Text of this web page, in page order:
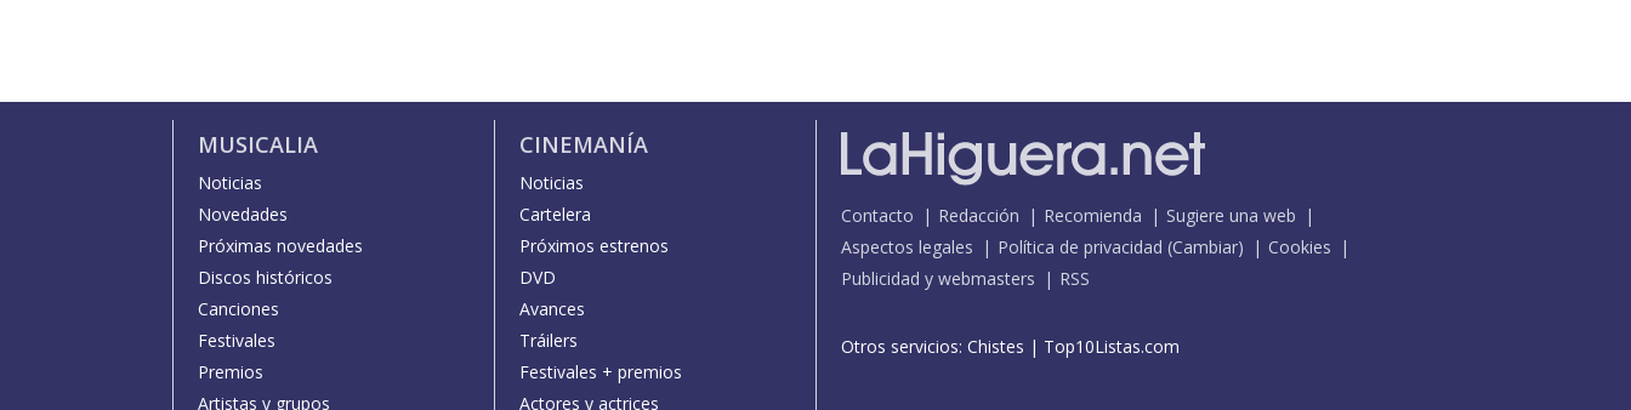
MUSICALIA
Noticias
Novedades
Próximas novedades
Discos históricos
Canciones
Festivales
Premios
Artistas y grupos
CINEMANÍA
Noticias
Cartelera
Próximos estrenos
DVD
Avances
Tráilers
Festivales + premios
Actores y actrices
Contacto Redacción Recomienda
Sugiere una web
Aspectos legales
Política de privacidad (Cambiar)
Cookies
Publicidad y webmasters
RSS
Otros servicios: Chistes | Top10Listas.com